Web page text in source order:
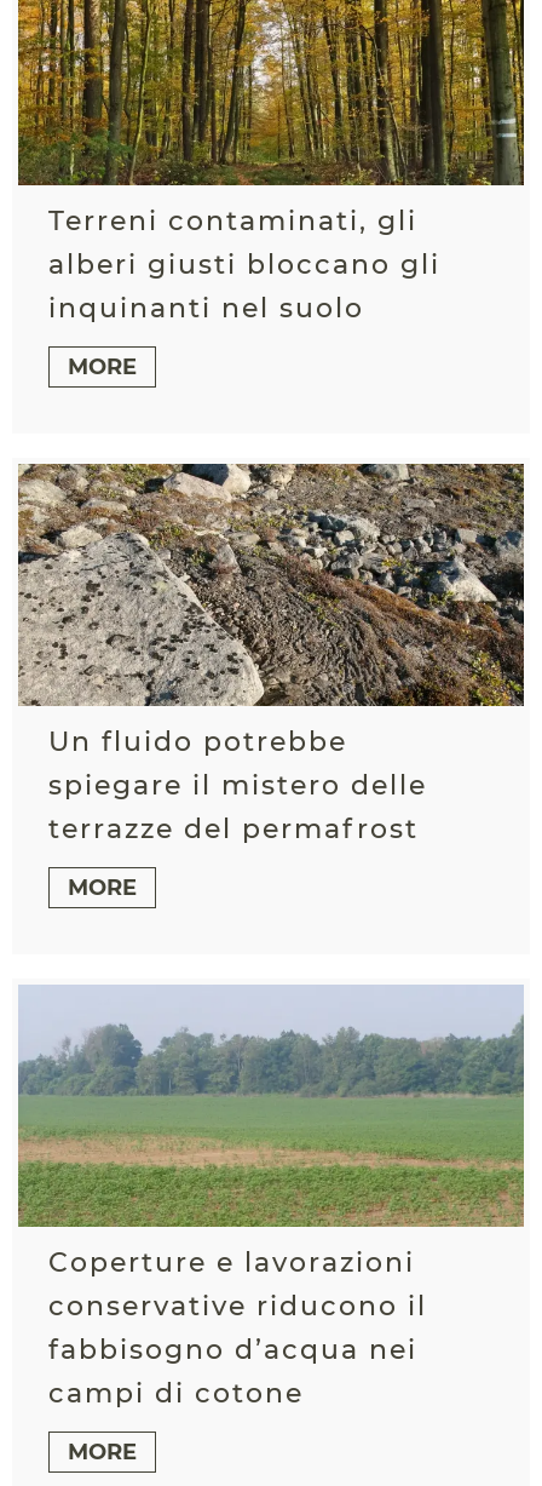
Terreni contaminati, gli
alberi giusti bloccano gli
inquinanti nel suolo
MORE
Un fluido potrebbe
spiegare il mistero delle
terrazze del permafrost
MORE
Coperture e lavorazioni
conservative riducono il
fabbisogno d’acqua nei
campi di cotone
MORE